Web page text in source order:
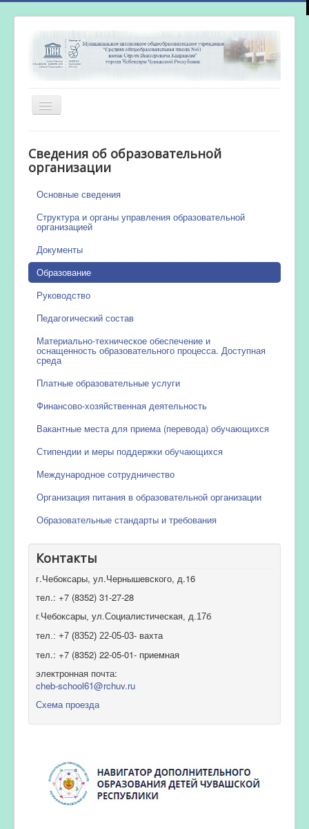
Включить/
выключить
Новости
Сведения об образовательной
организации
Основные сведения
Структура и органы управления образовательной
организацией
Документы
Образование
Руководство
Педагогический состав
Материально-техническое обеспечение и
оснащенность образовательного процесса. Доступная
среда
Платные образовательные услуги
Финансово-хозяйственная деятельность
Вакантные места для приема (перевода) обучающихся
Стипендии и меры поддержки обучающихся
Международное сотрудничество
Организация питания в образовательной организации
Образовательные стандарты и требования
Контакты
г.Чебоксары, ул.Чернышевского, д.16
тел.: +7 (8352) 31-27-28
г.Чебоксары, ул.Социалистическая, д.17б
тел.: +7 (8352) 22-05-03- вахта
тел.: +7 (8352) 22-05-01- приемная
электронная почта:
cheb-school61@rchuv.ru
Схема проезда